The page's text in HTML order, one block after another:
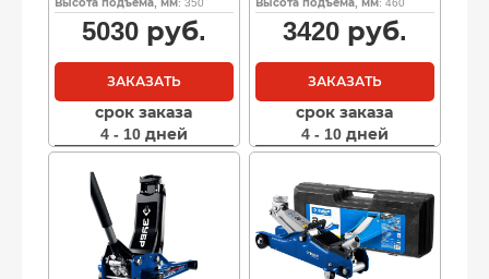
Высота подъема, мм: 350
5030руб.
ЗАКАЗАТЬ
срок заказа
4 - 10 дней
Высота подъема, мм: 460
3420руб.
ЗАКАЗАТЬ
срок заказа
4 - 10 дней